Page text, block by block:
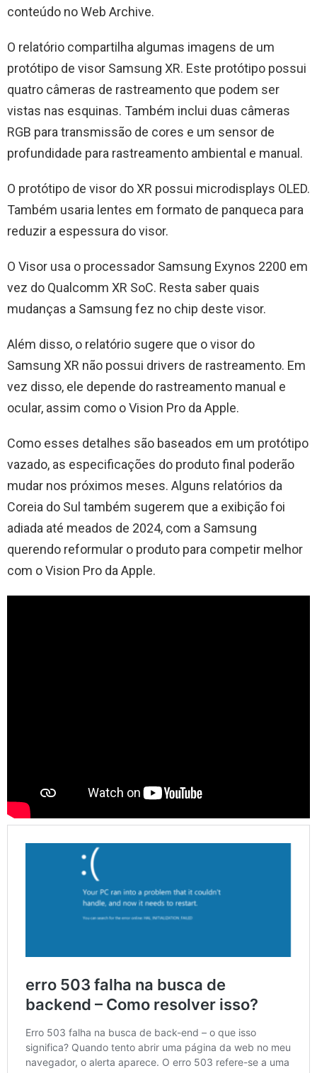
conteúdo no Web Archive.
O relatório compartilha algumas imagens de um
protótipo de visor Samsung XR. Este protótipo possui
quatro câmeras de rastreamento que podem ser
vistas nas esquinas. Também inclui duas câmeras
RGB para transmissão de cores e um sensor de
profundidade para rastreamento ambiental e manual.
O protótipo de visor do XR possui microdisplays OLED.
Também usaria lentes em formato de panqueca para
reduzir a espessura do visor.
O Visor usa o processador Samsung Exynos 2200 em
vez do Qualcomm XR SoC. Resta saber quais
mudanças a Samsung fez no chip deste visor.
Além disso, o relatório sugere que o visor do
Samsung XR não possui drivers de rastreamento. Em
vez disso, ele depende do rastreamento manual e
ocular, assim como o Vision Pro da Apple.
Como esses detalhes são baseados em um protótipo
vazado, as especificações do produto final poderão
mudar nos próximos meses. Alguns relatórios da
Coreia do Sul também sugerem que a exibição foi
adiada até meados de 2024, com a Samsung
querendo reformular o produto para competir melhor
com o Vision Pro da Apple.